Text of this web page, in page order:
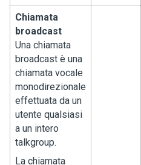
Chiamata
broadcast
Una chiamata
broadcast è una
chiamata vocale
monodirezionale
effettuata da un
utente qualsiasi
a un intero
talkgroup.
La chiamata